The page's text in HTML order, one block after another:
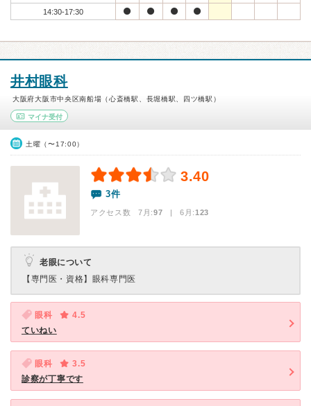
14:30-17:30
井村眼科
大阪府大阪市中央区南船場（心斎橋駅、長堀橋駅、四ツ橋駅）
マイナ受付
土曜（〜17:00）
3.40
3件
アクセス数 7月:97 | 6月:123
老眼について
【専門医・資格】 眼科専門医
眼科
4.5
ていねい
眼科
3.5
診察が丁寧です